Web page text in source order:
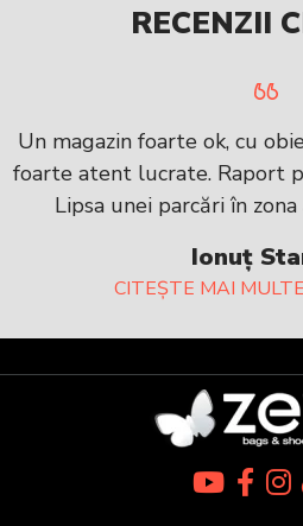
RECENZII
Un magazin foarte ok, cu
foarte atent lucrate. Raport
Lipsa unei parcări în
Ionuț
CITEȘTE MAI